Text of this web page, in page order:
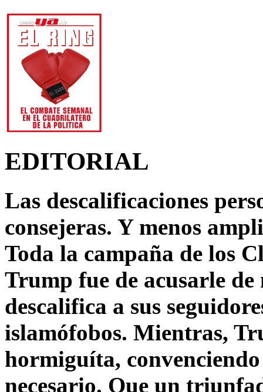
EDITORIAL
Las descalificaciones
consejeras. Y menos
Toda la campaña de los
Trump fue de acusarle
descalifica a sus
islamófobos. Mientras,
hormiguíta,
necesario. Que un